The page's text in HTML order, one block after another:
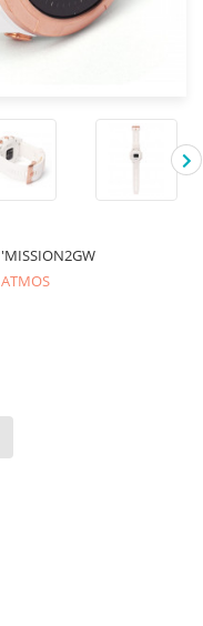
'MISSION2GW
ATMOS